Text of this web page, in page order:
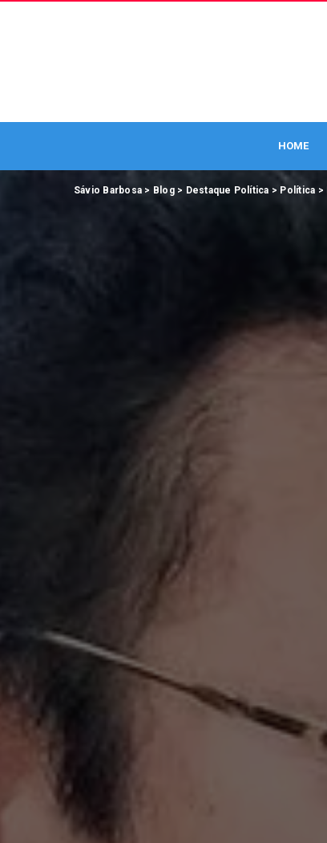
HOME
Sávio Barbosa > Blog> Destaque Política > Política >